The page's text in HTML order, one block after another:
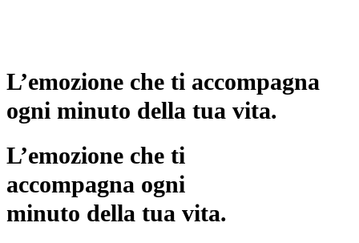
L’emozione che ti accompagna
ogni minuto della tua vita.
L’emozione che ti
accompagna ogni
minuto della tua vita.